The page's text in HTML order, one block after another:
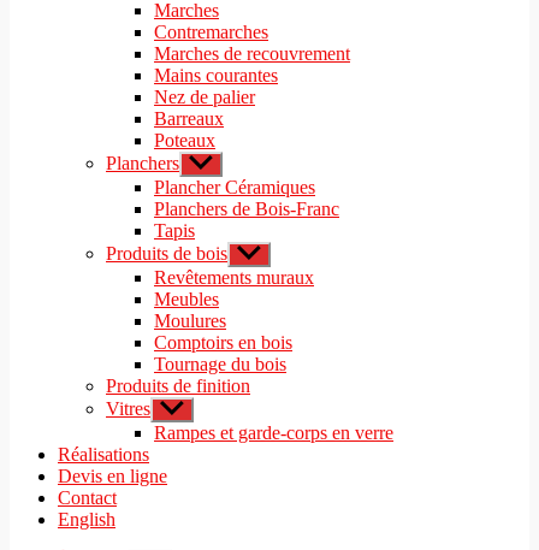
menu
menu
Marches
Contremarches
Marches de recouvrement
Mains courantes
Nez de palier
Barreaux
Poteaux
Planchers Afficher
le
sous-
menu
Plancher Céramiques
Planchers de Bois-Franc
Tapis
Produits de bois Afficher
le
sous-
Revêtements muraux
Meubles
Moulures
Comptoirs en bois
Tournage du bois
Produits de finition
Vitres Afficher
le
sous-
Rampes et garde-corps en verre
Réalisations
Devis en ligne
Contact
English